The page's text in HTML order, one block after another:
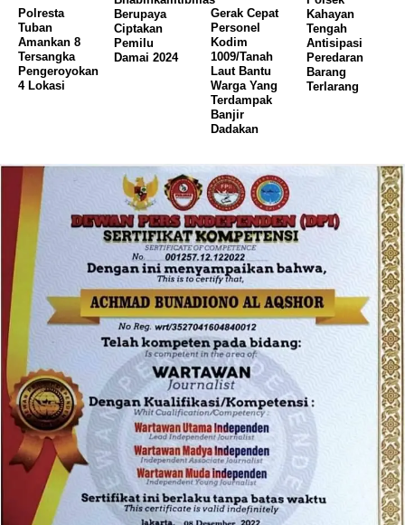
Polresta
Tuban
Amankan 8
Tersangka
Pengeroyokan
4 Lokasi
Berupaya
Ciptakan
Pemilu
Damai 2024
Gerak Cepat
Personel
Kodim
1009/Tanah
Laut Bantu
Warga Yang
Terdampak
Banjir
Dadakan
Kahayan
Tengah
Antisipasi
Peredaran
Barang
Terlarang